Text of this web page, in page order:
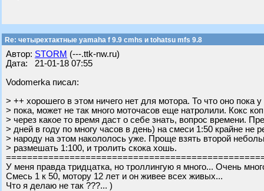
Re: четырехтактные yamaha f 9.9 cmhs и tohatsu mfs 9.8
Автор: STORM (---.ttk-nw.ru)
Дата: 21-01-18 07:55
Vodomerka писал:
> ++ хорошего в этом ничего нет для мотора. То что оно пока
> пока, может не так много моточасов еще натролили. Кокс
> через какое то время даст о себе знать, вопрос времени.
> дней в году по многу часов в день) на смеси 1:50 крайне не
> народу на этом накололось уже. Проще взять второй
> размешать 1:100, и тролить скока хошь.
У меня правда тридцатка, но троллингую я много... Очень
Смесь 1 к 50, мотору 12 лет и он живее всех живых...
Что я делаю не так ???... )